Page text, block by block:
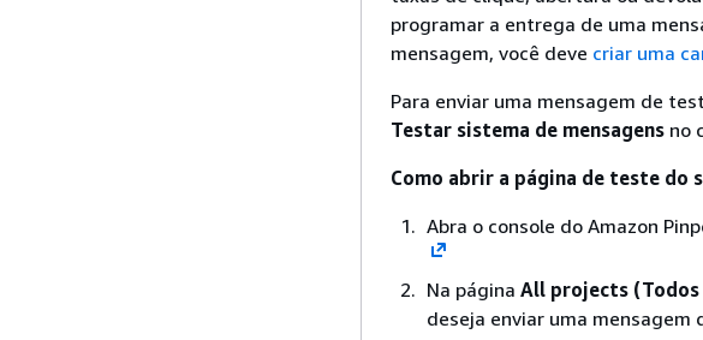
programar a entrega de uma
mensagem, você deve criar uma
Para enviar uma mensagem de
Testar sistema de mensagens no
Como abrir a página de teste do
Abra o console do Amazon
Na página All projects
deseja enviar uma mensagem